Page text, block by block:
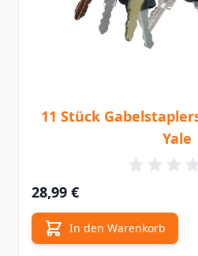
11 Stück
Yale
28,99 €
In den Warenkorb